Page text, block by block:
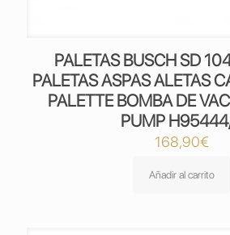
PALETAS BUSCH SD
PALETAS ASPAS ALETAS
PALETTE BOMBA DE
PUMP
168,90€
Añadir al carrito